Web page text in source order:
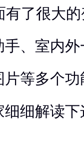
有了很大
手、室内
片等多个
细解读